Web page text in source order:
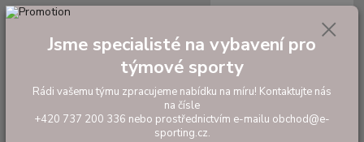
Hledat
tel: +420 737 200 336
0,00 Kč
Jsme specialisté na vybavení pro
týmové sporty
Rádi vašemu týmu zpracujeme nabídku na míru! Kontaktujte nás
na čísle
+420 737 200 336 nebo prostřednictvím e-mailu obchod@e-
sporting.cz.